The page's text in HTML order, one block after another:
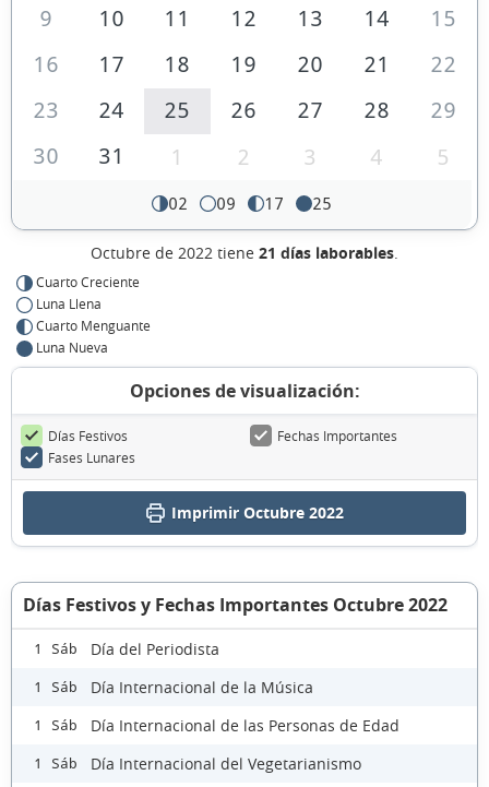
9
10 11 12 13 14
15
16
17 18 19 20 21
22
23
24 25 26 27 28
29
30
31 1 2 3 4 5
02 09 17 25
Octubre de 2022 tiene 21 días laborables.
Cuarto Creciente
Luna Llena
Cuarto Menguante
Luna Nueva
Opciones de visualización:
Días Festivos
Fechas Importantes
Fases Lunares
Imprimir Octubre 2022
Días Festivos y Fechas Importantes Octubre 2022
1 Sáb Día del Periodista
1 Sáb Día Internacional de la Música
1 Sáb Día Internacional de las Personas de Edad
1 Sáb Día Internacional del Vegetarianismo